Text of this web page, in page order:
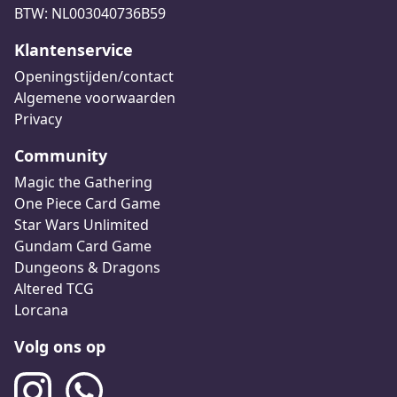
BTW: NL003040736B59
Klantenservice
Openingstijden/contact
Algemene voorwaarden
Privacy
Community
Magic the Gathering
One Piece Card Game
Star Wars Unlimited
Gundam Card Game
Dungeons & Dragons
Altered TCG
Lorcana
Volg ons op